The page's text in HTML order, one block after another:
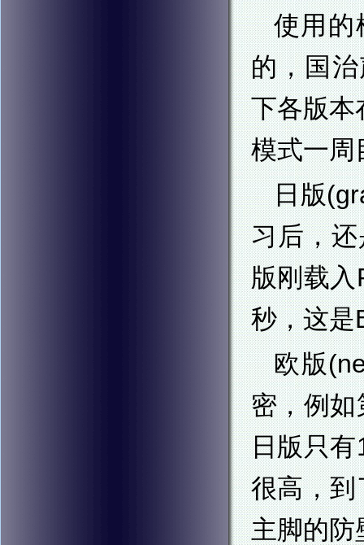
使用的
的，国
下各版本
模式一周
日版
习后，
版刚载
秒，这是
欧版
密，例
日版只
很高，
主脚的防